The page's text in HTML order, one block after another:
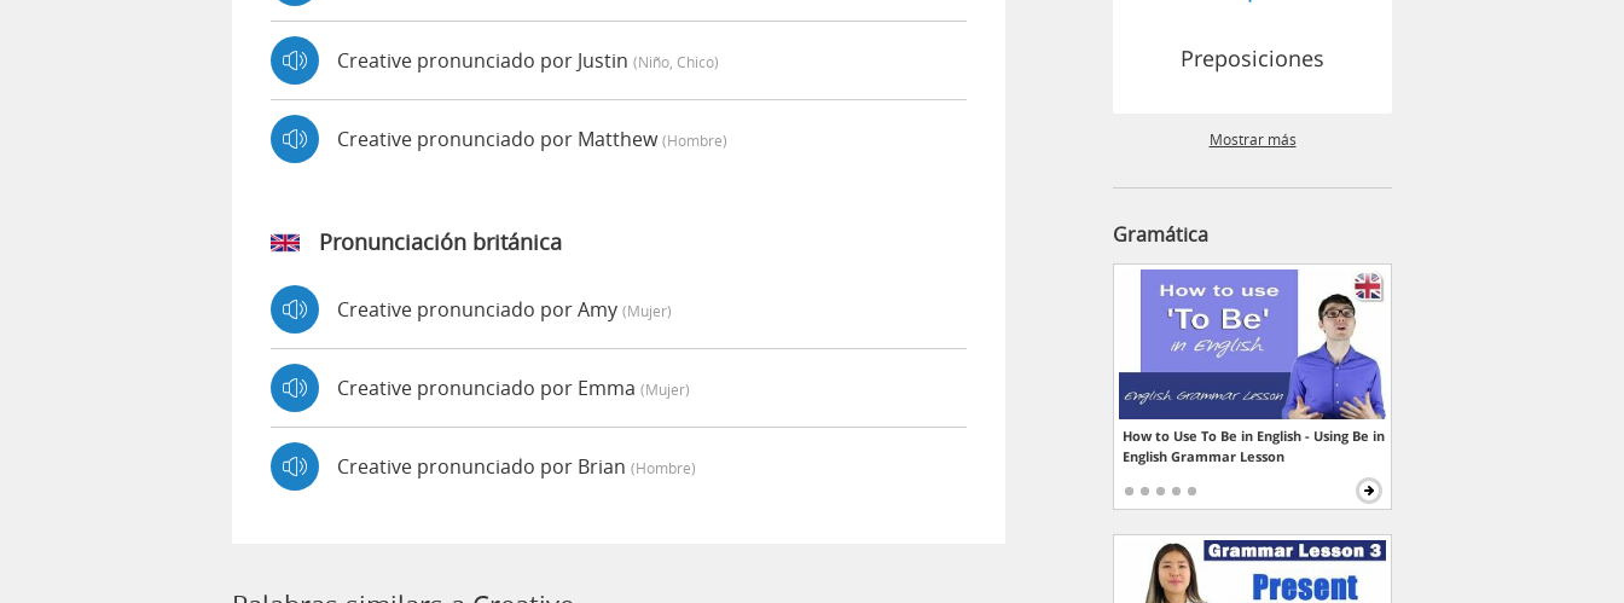
Creative pronunciado por Justin (niño, Chico)
Creative pronunciado por Matthew(hombre)
Pronunciación británica
Creative pronunciado por Amy (mujer)
Creative pronunciado por Emma (mujer)
Creative pronunciado por Brian (hombre)
Preposiciones
Mostrar más
Gramática
How to Use To Be in English - Using Be in
English Grammar Lesson